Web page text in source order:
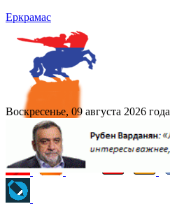
Еркрамас
Воскресенье, 09 августа 2026 года